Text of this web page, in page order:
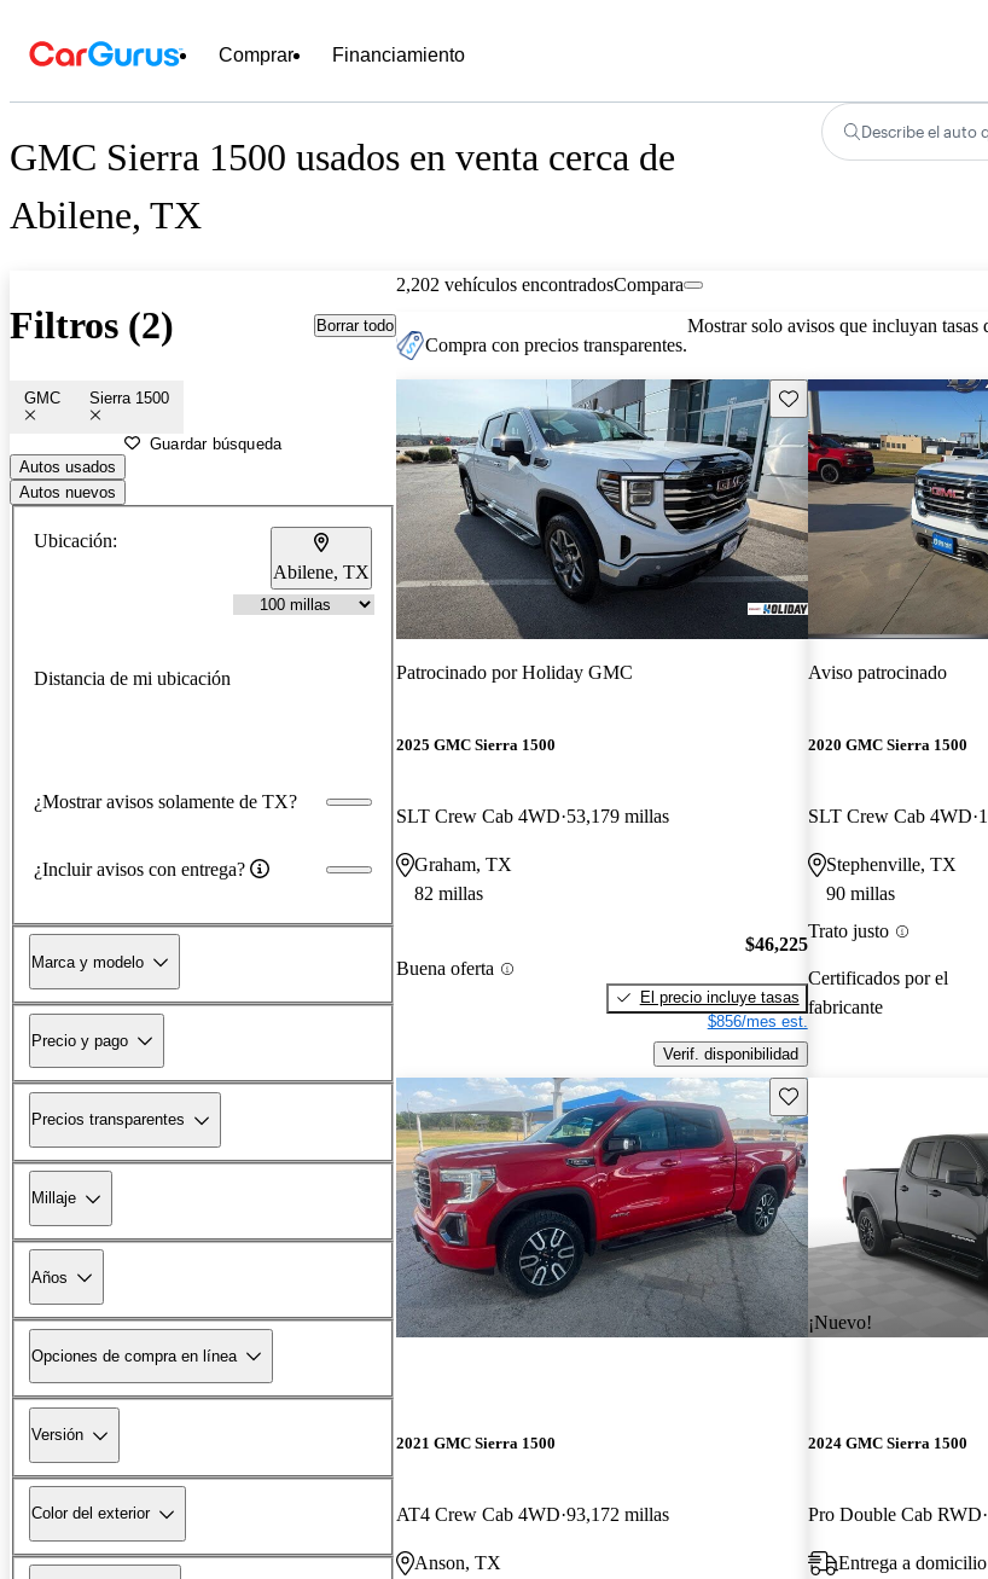
Comprar Financiamiento
GMC Sierra 1500 usados en venta cerca de
Abilene, TX
Describe el auto
Filtros (2) Borrar todo
GMC Sierra 1500
Guardar búsqueda
Autos usados
Autos nuevos
Ubicación:
Abilene, TX
Distancia de mi ubicación
¿Mostrar avisos solamente de TX?
¿Incluir avisos con entrega?
Marca y modelo
Precio y pago
Precios transparentes
Millaje
Años
Opciones de compra en línea
Versión
Color del exterior
2,202 vehículos encontradosCompara
Compra con precios transparentes.
Mostrar solo avisos que incluyan tasas
Guarda este Aviso
Patrocinado porHoliday GMC
2025 GMC Sierra 1500
SLT Crew Cab 4WD 53,179 millas
Graham, TX
82 millas
Buena oferta
$46,225
El precio incluye tasas
$856/mes est.
Verif. disponibilidad
Aviso patrocinado
2020 GMC Sierra 1500
SLT Crew Cab 4WD
Stephenville, TX
90 millas
Trato justo
Certificados por el
fabricante
Guarda este Aviso
2021 GMC Sierra 1500
AT4 Crew Cab 4WD 93,172 millas
Anson, TX
¡Nuevo!
2024 GMC Sierra 1500
Pro Double Cab RWD
Entrega a